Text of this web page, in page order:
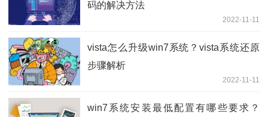
码的解决方法
2022-11-11
vista怎么升级win7系统？vista系统还原
步骤解析
2022-11-11
win7系统安装最低配置有哪些要求？